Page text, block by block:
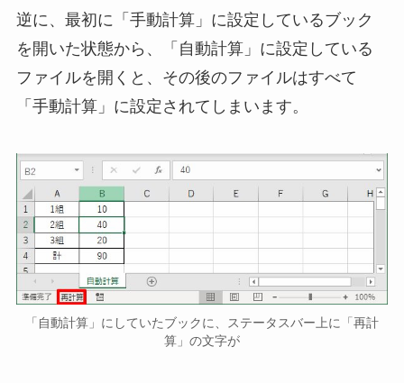
逆に、最初に「手動計算」に設定しているブック
を開いた状態から、「自動計算」に設定している
ファイルを開くと、その後のファイルはすべて
「手動計算」に設定されてしまいます。
「自動計算」にしていたブックに、ステータスバー上に「再計
算」の文字が